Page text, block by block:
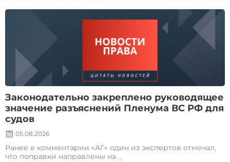
Законодательно закреплено руководящее
значение разъяснений Пленума ВС РФ для
судов
05.08.2026
Ранее в комментарии «АГ» один из экспертов отмечал,
что поправки направлены на ...